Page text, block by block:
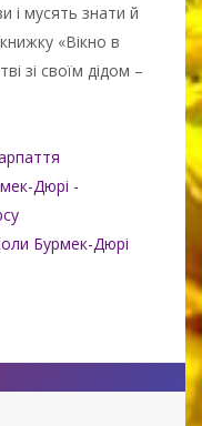
і мусять знати й
«Вікно в
зі своїм дідом –
Дюрі -
Бурмек-Дюрі